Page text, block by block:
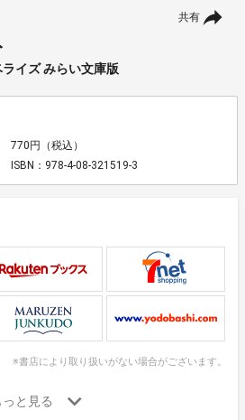
共有
イズ みらい文庫版
770円（税込）
ISBN：978-4-08-321519-3
※書店により取り扱いがない場合がございます。